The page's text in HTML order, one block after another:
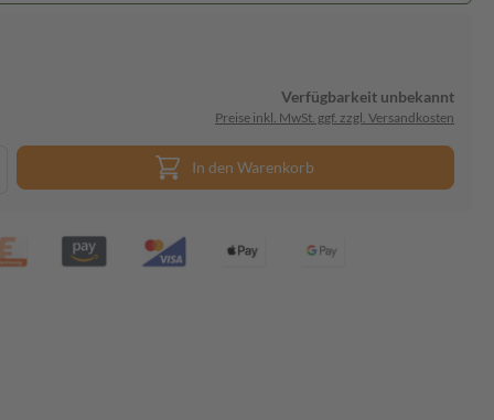
Verfügbarkeit unbekannt
Preise inkl. MwSt. ggf. zzgl. Versandkosten
In den Warenkorb